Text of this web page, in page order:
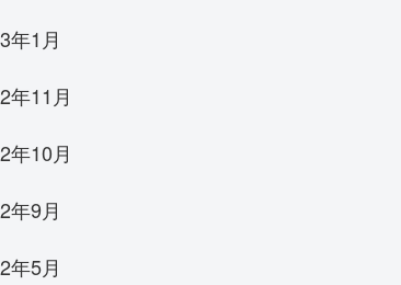
年1月
年11月
年10月
年9月
年5月